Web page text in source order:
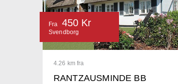
4.26 km fra
RANTZAUSMINDE BB
Fra 450 Kr
Svendborg